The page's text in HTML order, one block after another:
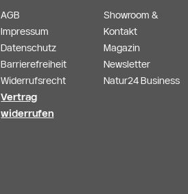
AGB
Impressum
Datenschutz
Barrierefreiheit
Widerrufsrecht
Vertrag
widerrufen
Showroom &
Kontakt
Magazin
Newsletter
Natur24 Business